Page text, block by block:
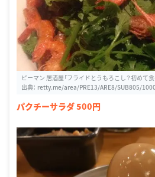
ピーマン 居酒屋「フライドとうもろこし？初めて
出典： retty.me/area/PRE13/ARE8/SUB805/
パクチーサラダ 500円